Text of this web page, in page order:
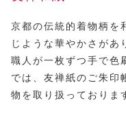
京都の伝統的着物柄を
じような華やかさがあ
職人が一枚ずつ手で色
では、友禅紙のご朱印
物を取り扱っておりま